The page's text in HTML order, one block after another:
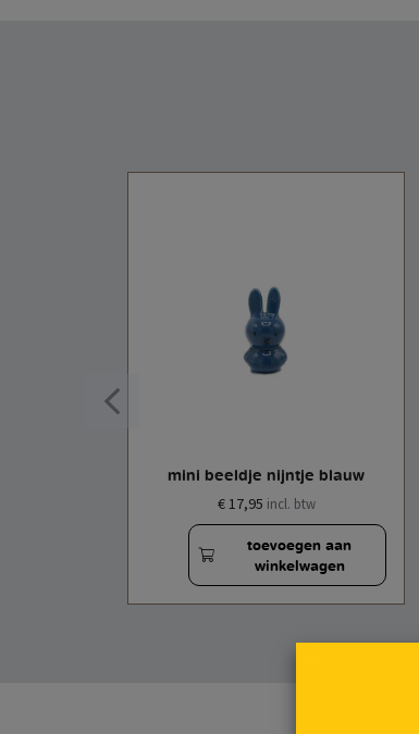
mini beeldje nijntje blauw
€ 17,95 incl. btw
toevoegen aan
winkelwagen